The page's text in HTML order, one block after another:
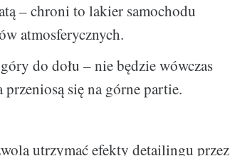
– chroni to lakier samochodu
atmosferycznych.
do dołu – nie będzie wówczas
przeniosą się na górne partie.
utrzymać efekty detailingu przez